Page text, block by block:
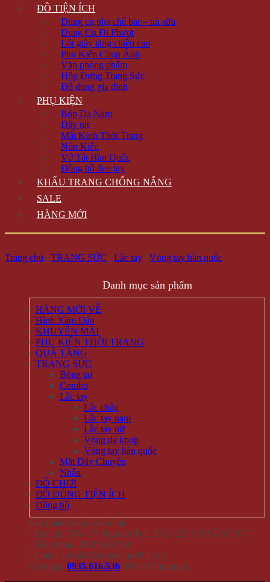
ĐỒ TIỆN ÍCH
Dụng cụ pha chế bar – trà sữa
Dụng Cụ Đi Phượt
Lót giày tăng chiều cao
Phụ Kiện Chụp Ảnh
Văn phòng phẩm
Hộp Đựng Trang Sức
Đồ dùng gia đình
PHỤ KIỆN
Bóp Da Nam
Dây nịt
Mắt Kính Thời Trang
Nón Kiểu
Vớ Tất Hàn Quốc
Đồng hồ đeo tay
KHẨU TRANG CHỐNG NẮNG
SALE
HÀNG MỚI
Trang chủ / TRANG SỨC / Lắc tay / Vòng tay hàn quốc
Danh mục sản phẩm
HÀNG MỚI VỀ
Hình Xăm Dán
KHUYẾN MÃI
PHỤ KIỆN THỜI TRANG
QUÀ TẶNG
TRANG SỨC
Bông tai
Combo
Lắc tay
Lắc chân
Lắc tay nam
Lắc tay nữ
Vòng da kpop
Vòng tay hàn quốc
Mặt Dây Chuyền
Nhẫn
ĐỒ CHƠI
ĐỒ DÙNG TIỆN ÍCH
Đồng hồ
Sản phẩm đang sẵn có tại
- Địa chỉ: 714 / 17 Nguyễn Trãi, P.11, Q.5 ( NHÀ SỐ 17 )
- Điện thoại: 0935 616 536
- Email: Info@Winwinshop88.Com
Gọi ngay 0935.616.536 để đặt hàng ngay.